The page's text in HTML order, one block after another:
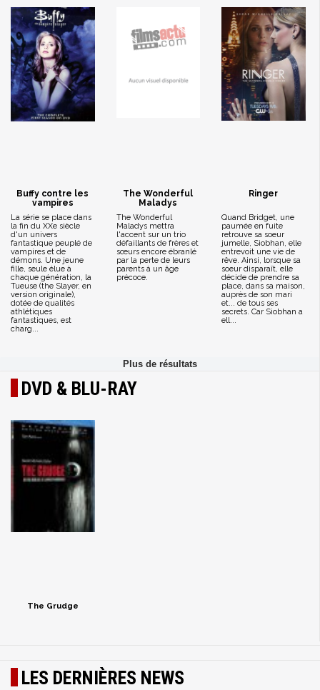
Buffy contre les
vampires
La série se place dans
la fin du XXe siècle
d'un univers
fantastique peuplé de
vampires et de
démons. Une jeune
fille, seule élue à
chaque génération, la
Tueuse (the Slayer, en
version originale),
dotée de qualités
athlétiques
fantastiques, est
charg...
The Wonderful
Maladys
The Wonderful
Maladys mettra
l'accent sur un trio
défaillants de frères et
sœurs encore ébranlé
par la perte de leurs
parents à un âge
précoce.
Ringer
Quand Bridget, une
paumée en fuite
retrouve sa soeur
jumelle, Siobhan, elle
entrevoit une vie de
rêve. Ainsi, lorsque sa
soeur disparaît, elle
décide de prendre sa
place, dans sa maison,
auprès de son mari
et... de tous ses
secrets. Car Siobhan a
ell...
DVD & BLU-RAY
The Grudge
LES DERNIÈRES NEWS